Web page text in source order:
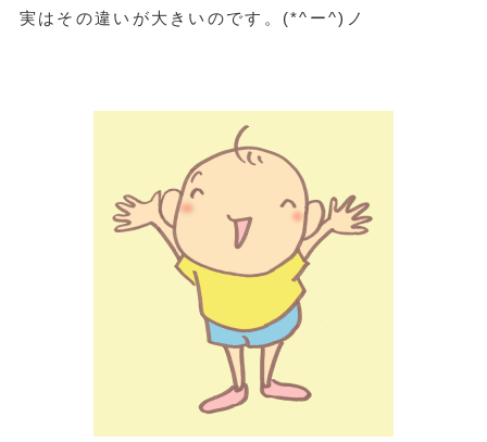
実はその違いが大きいのです。(*^ー^)ノ